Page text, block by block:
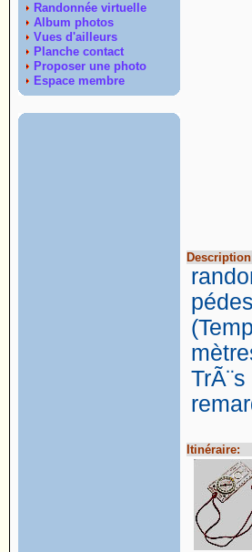
Randonnée virtuelle
Album photos
Vues d'ailleurs
Planche contact
Proposer une photo
Espace membre
Itinéraire: